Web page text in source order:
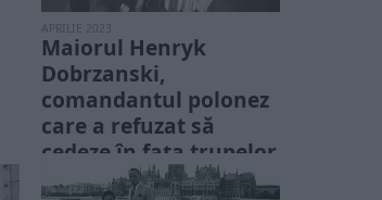
APRILIE 2023
Maiorul Henryk
Dobrzanski,
comandantul polonez
care a refuzat să
cedeze în fața trupelor
germane